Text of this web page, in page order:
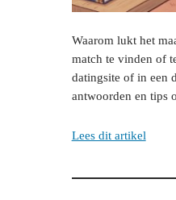
Waarom lukt het
match te vinden of
datingsite of in een
antwoorden en tips
Lees dit artikel